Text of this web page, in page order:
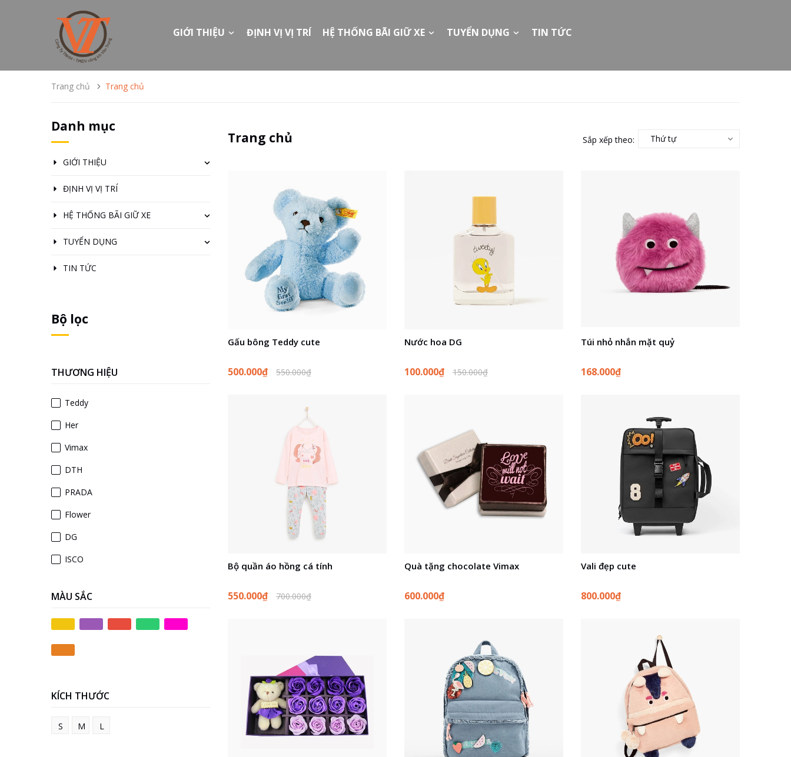
GIỚI THIỆU ĐỊNH VỊ VỊ TRÍ HỆ THỐNG BÃI GIỮ XE TUYỂN DỤNG TIN TỨC
Trang chủ Trang chủ
Trang chủ Sắp xếp theo: Thứ tự
Gấu bông Teddy cute
500.000₫ 550.000₫
Nước hoa DG
100.000₫ 150.000₫
Túi nhỏ nhắn mặt quỷ
168.000₫
Bộ quần áo hồng cá tính
550.000₫ 700.000₫
Quà tặng chocolate Vimax
600.000₫
Vali đẹp cute
800.000₫
Danh mục
GIỚI THIỆU
ĐỊNH VỊ VỊ TRÍ
HỆ THỐNG BÃI GIỮ XE
TUYỂN DỤNG
TIN TỨC
Bộ lọc
THƯƠNG HIỆU
Teddy
Her
Vimax
DTH
PRADA
Flower
DG
ISCO
MÀU SẮC
KÍCH THƯỚC
S M L